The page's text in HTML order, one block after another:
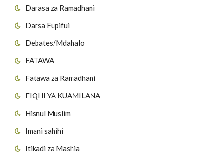
Darasa za Ramadhani
Darsa Fupifui
Debates/Mdahalo
FATAWA
Fatawa za Ramadhani
FIQHI YA KUAMILANA
Hisnul Muslim
Imani sahihi
Itikadi za Mashia